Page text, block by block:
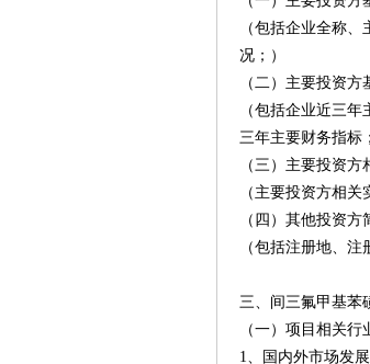
（包括企业全称
况；）
（二）主要投资
（包括企业近三
三年主要财务指标
（三）主要投资
（主要投资方相
（四）其他投资方
（包括注册地、
三、间三氟甲基苯
（一）项目相关
1、国内外市场发